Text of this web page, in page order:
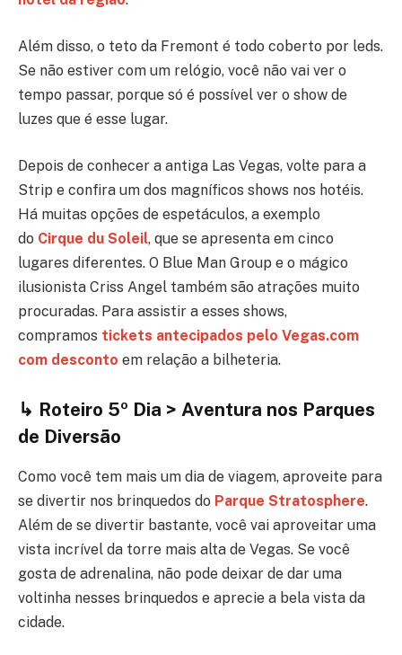
Além disso, o teto da Fremont é todo coberto por leds.
Se não estiver com um relógio, você não vai ver o
tempo passar, porque só é possível ver o show de
luzes que é esse lugar.
Depois de conhecer a antiga Las Vegas, volte para a
Strip e confira um dos magníficos shows nos hotéis.
Há muitas opções de espetáculos, a exemplo
do Cirque du Soleil, que se apresenta em cinco
lugares diferentes. O Blue Man Group e o mágico
ilusionista Criss Angel também são atrações muito
procuradas. Para assistir a esses shows,
compramos tickets antecipados pelo Vegas.com
com desconto em relação a bilheteria.
↳ Roteiro 5º Dia > Aventura nos Parques
de Diversão
Como você tem mais um dia de viagem, aproveite para
se divertir nos brinquedos do Parque Stratosphere.
Além de se divertir bastante, você vai aproveitar uma
vista incrível da torre mais alta de Vegas. Se você
gosta de adrenalina, não pode deixar de dar uma
voltinha nesses brinquedos e aprecie a bela vista da
cidade.